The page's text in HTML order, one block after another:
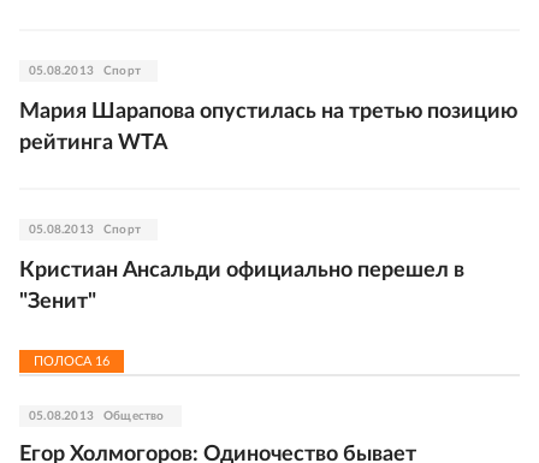
05.08.2013 Спорт
Мария Шарапова опустилась на третью позицию
рейтинга WTA
05.08.2013 Спорт
Кристиан Ансальди официально перешел в
"Зенит"
ПОЛОСА 16
05.08.2013 Общество
Егор Холмогоров: Одиночество бывает